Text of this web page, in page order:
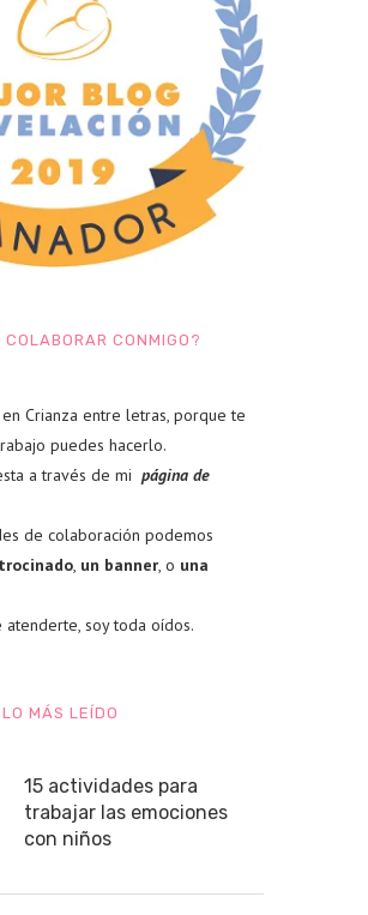
COLABORAR CONMIGO?
Crianza entre letras, porque te
puedes hacerlo.
a través de mi página de
de colaboración podemos
, un banner, o una
atenderte, soy toda oídos.
LO MÁS LEÍDO
15 actividades para
trabajar las emociones
con niños